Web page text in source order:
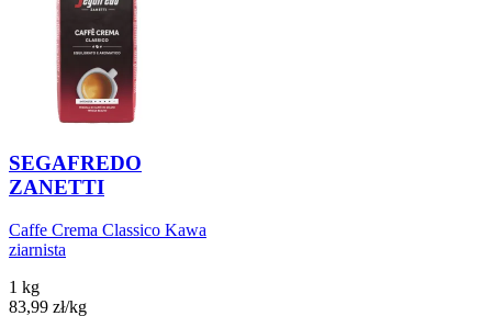
SEGAFREDO
ZANETTI
Caffe Crema Classico Kawa
ziarnista
1 kg
83,99 zł/kg